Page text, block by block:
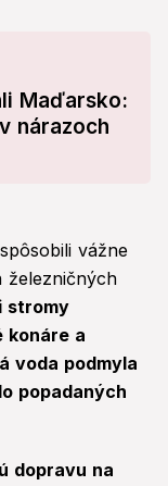
Maďarsko:
nárazoch
vážne
železničných
stromy
konáre a
voda podmyla
popadaných
dopravu na